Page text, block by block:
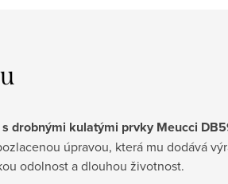
drobnými kulatými prvky Meucci
úpravou, která mu dodává
odolnost a dlouhou životnost.